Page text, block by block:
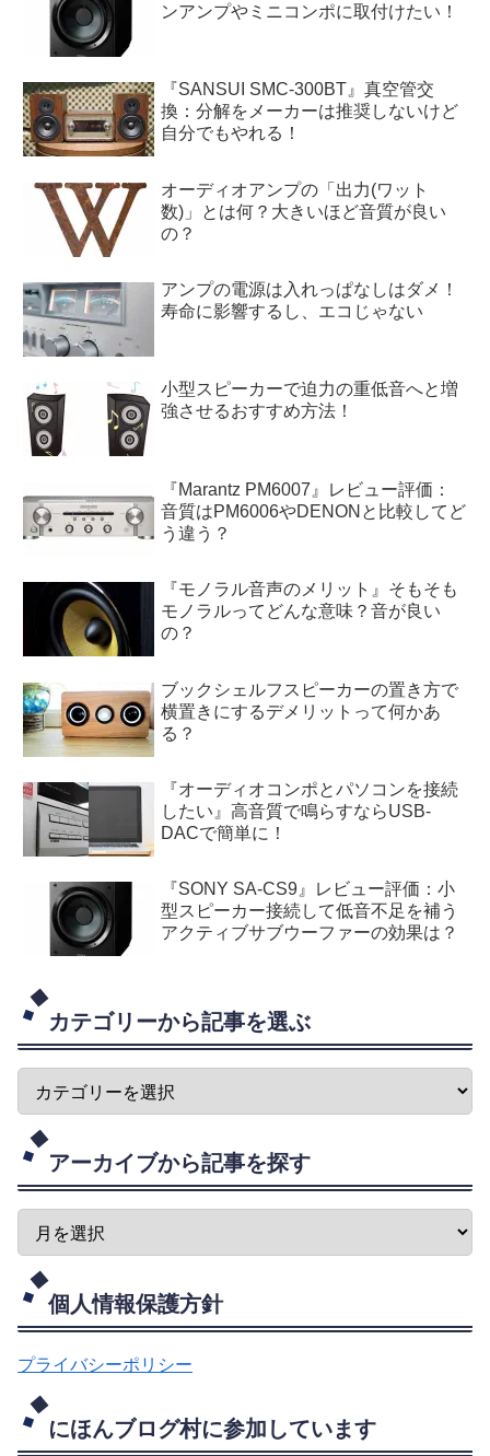
ンアンプやミニコンポに取付けたい！
『SANSUI SMC-300BT』真空管交
換：分解をメーカーは推奨しないけど
自分でもやれる！
オーディオアンプの「出力(ワット
数)」とは何？大きいほど音質が良い
の？
アンプの電源は入れっぱなしはダメ！
寿命に影響するし、エコじゃない
小型スピーカーで迫力の重低音へと増
強させるおすすめ方法！
『Marantz PM6007』レビュー評価：
音質はPM6006やDENONと比較してど
う違う？
『モノラル音声のメリット』そもそも
モノラルってどんな意味？音が良い
の？
ブックシェルフスピーカーの置き方で
横置きにするデメリットって何かあ
る？
『オーディオコンポとパソコンを接続
したい』高音質で鳴らすならUSB-
DACで簡単に！
『SONY SA-CS9』レビュー評価：小
型スピーカー接続して低音不足を補う
アクティブサブウーファーの効果は？
カテゴリーから記事を選ぶ
アーカイブから記事を探す
個人情報保護方針
プライバシーポリシー
にほんブログ村に参加しています